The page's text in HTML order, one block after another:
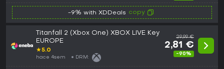
-9% with XDDeals copy
Titanfall 2 (Xbox One) XBOX LIVE Key
EUROPE
★5.0
hace 4sem DRM:
29,99 €
2,81 €
-90%